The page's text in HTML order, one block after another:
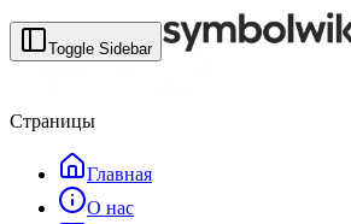
Toggle Sidebar
Страницы
Главная
О нас